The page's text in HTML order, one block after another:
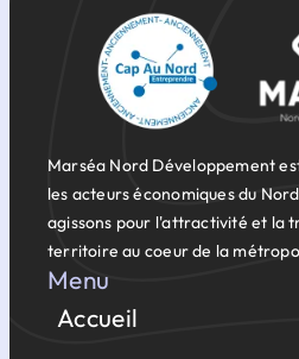
Marséa Nord Développement
les acteurs économiques du
agissons pour l'attractivité et la
territoire au coeur de la
Menu
Accueil